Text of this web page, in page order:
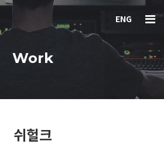
ENG
Work
쉬헐크